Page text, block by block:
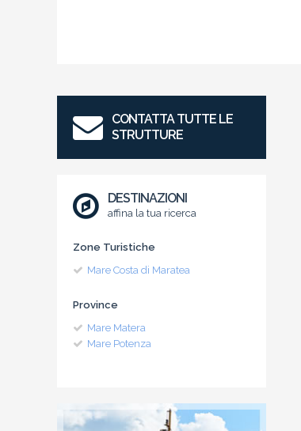
CONTATTA TUTTE LE
STRUTTURE
DESTINAZIONI
affina la tua ricerca
Zone Turistiche
Mare Costa di Maratea
Province
Mare Matera
Mare Potenza